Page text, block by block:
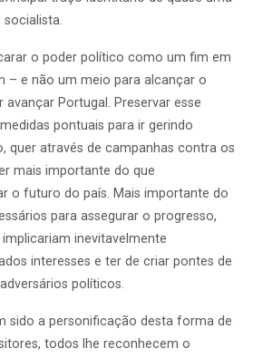
o poder político como um fim em
– e não um meio para alcançar o
Portugal. Preservar esse
pontuais para ir gerindo
quer através de campanhas contra os
mais importante do que
o futuro do país. Mais importante do
para assegurar o progresso,
inevitavelmente
interesses e ter de criar pontes de
políticos.
sido a personificação desta forma de
todos lhe reconhecem o